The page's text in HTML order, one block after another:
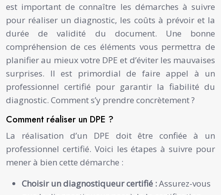
est important de connaître les démarches à suivre
pour réaliser un diagnostic, les coûts à prévoir et la
durée de validité du document. Une bonne
compréhension de ces éléments vous permettra de
planifier au mieux votre DPE et d’éviter les mauvaises
surprises. Il est primordial de faire appel à un
professionnel certifié pour garantir la fiabilité du
diagnostic. Comment s’y prendre concrètement ?
Comment réaliser un DPE ?
La réalisation d’un DPE doit être confiée à un
professionnel certifié. Voici les étapes à suivre pour
mener à bien cette démarche :
Choisir un diagnostiqueur certifié :Assurez-vous